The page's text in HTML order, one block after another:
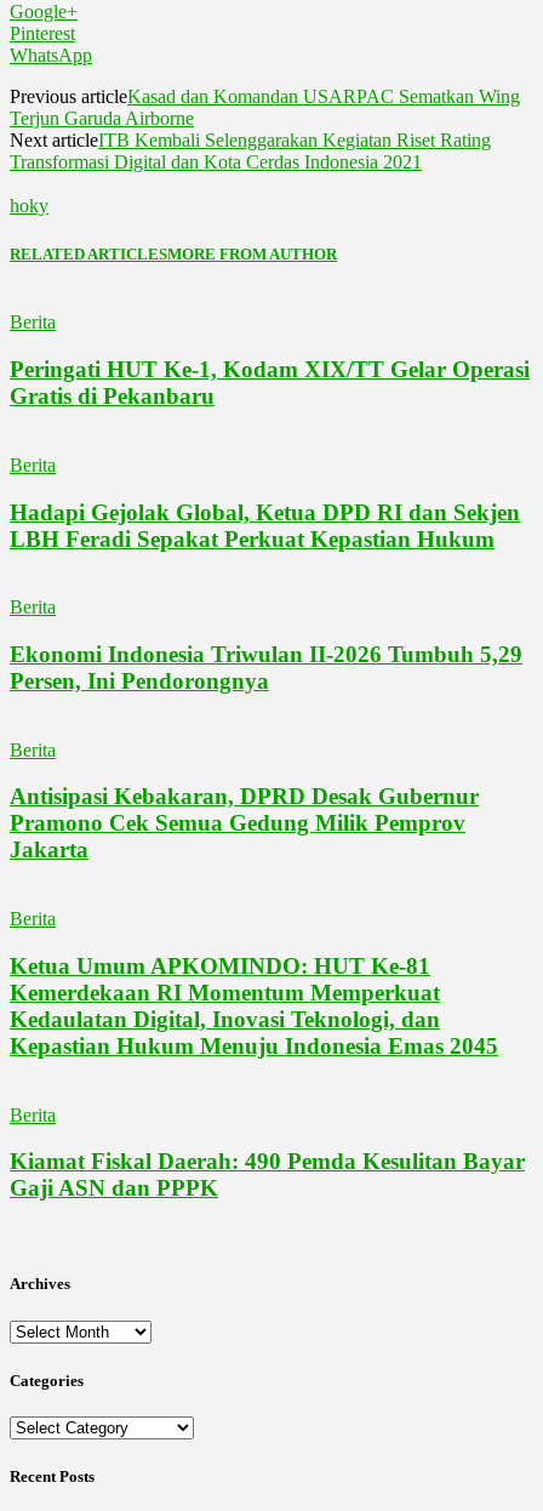
Google+
Pinterest
WhatsApp
Previous articleKasad dan Komandan USARPAC Sematkan Wing
Terjun Garuda Airborne
Next articleITB Kembali Selenggarakan Kegiatan Riset Rating
Transformasi Digital dan Kota Cerdas Indonesia 2021
hoky
RELATED ARTICLESMORE FROM AUTHOR
Berita
Peringati HUT Ke-1, Kodam XIX/TT Gelar Operasi
Gratis di Pekanbaru
Berita
Hadapi Gejolak Global, Ketua DPD RI dan Sekjen
LBH Feradi Sepakat Perkuat Kepastian Hukum
Berita
Ekonomi Indonesia Triwulan II-2026 Tumbuh 5,29
Persen, Ini Pendorongnya
Berita
Antisipasi Kebakaran, DPRD Desak Gubernur
Pramono Cek Semua Gedung Milik Pemprov
Jakarta
Berita
Ketua Umum APKOMINDO: HUT Ke-81
Kemerdekaan RI Momentum Memperkuat
Kedaulatan Digital, Inovasi Teknologi, dan
Kepastian Hukum Menuju Indonesia Emas 2045
Berita
Kiamat Fiskal Daerah: 490 Pemda Kesulitan Bayar
Gaji ASN dan PPPK
Archives
Archives
Categories
Categories
Recent Posts